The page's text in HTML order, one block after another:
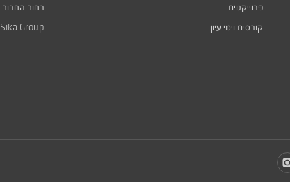
פרוייקטים
קורסים וימי עיון
רחוב החרוב 3, פארק תעשיות חבל מודיעין
Sika Group